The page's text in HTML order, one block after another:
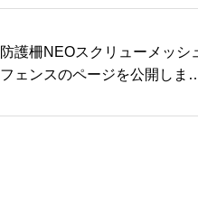
防護柵NEOスクリューメッシ
フェンスのページを公開しま